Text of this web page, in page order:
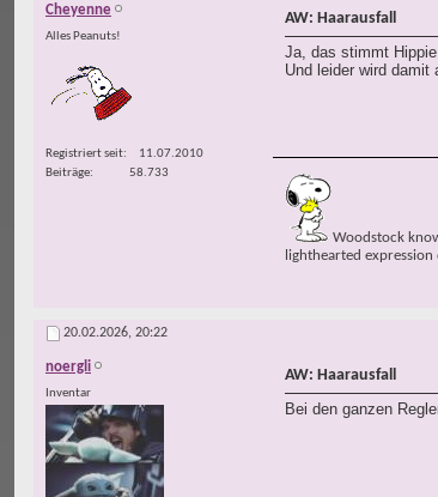
Cheyenne
Alles Peanuts!
Registriert seit
11.07.2010
Beiträge
58.733
AW: Haarausfall
Ja, das stimmt
Und leider wird damit
Woodstock
lighthearted
20.02.2026, 20:22
noergli
Inventar
AW: Haarausfall
Bei den ganzen